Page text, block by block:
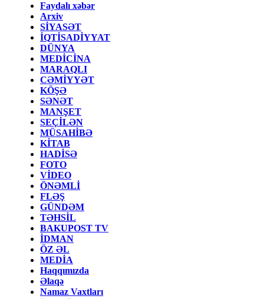
Faydalı xəbər
Arxiv
SİYASƏT
İQTİSADİYYAT
DÜNYA
MEDİCİNA
MARAQLI
CƏMİYYƏT
KÖŞƏ
SƏNƏT
MANŞET
SEÇİLƏN
MÜSAHİBƏ
KİTAB
HADİSƏ
FOTO
VİDEO
ÖNƏMLİ
FLƏŞ
GÜNDƏM
TƏHSİL
BAKUPOST TV
İDMAN
ÖZ ƏL
MEDİA
Haqqımızda
Əlaqə
Namaz Vaxtları